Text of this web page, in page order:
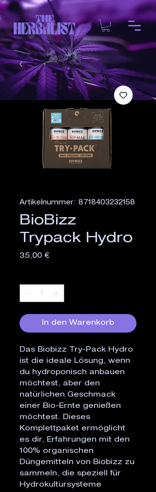
Artikelnummer: 8718403232158
BioBizz
Trypack Hydro
35,00 €Preis
In den Warenkorb
Das Biobizz Try-Pack Hydro
ist die ideale Lösung, wenn
du hydroponisch anbauen
möchtest, aber den
natürlichen Geschmack
einer Bio-Ernte genießen
möchtest. Dieses
Komplettpaket ermöglicht
es dir, Erfahrungen mit den
100% organischen
Düngemitteln von Biobizz zu
sammeln, die speziell für
Hydrokultursysteme